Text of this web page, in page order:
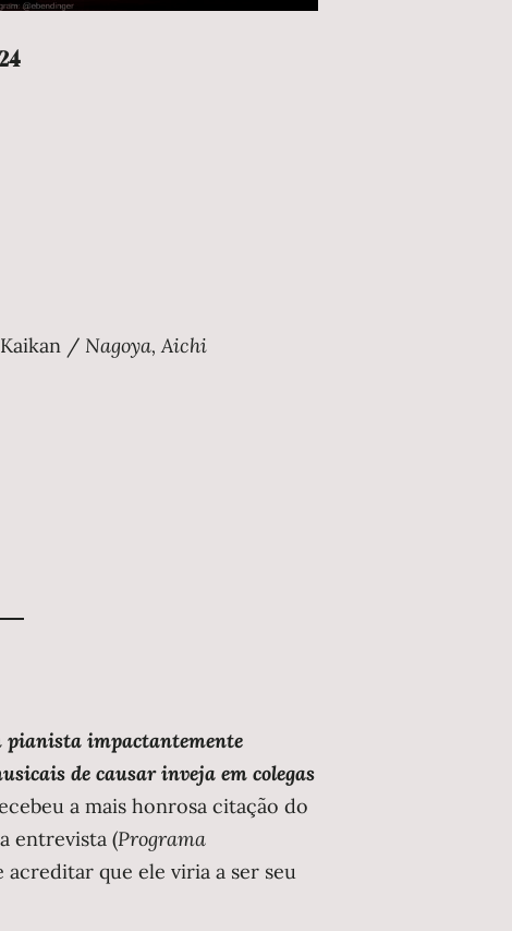
/ Nagoya, Aichi
pianista impactantemente
de causar inveja em colegas
a mais honrosa citação do
entrevista (Programa
que ele viria a ser seu